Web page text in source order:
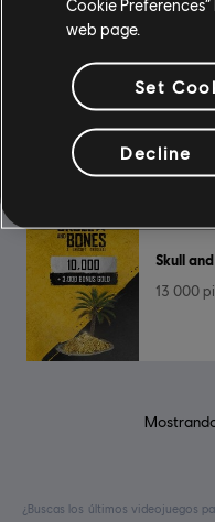
Skull
Skull
13 000
¿Buscas los últimos videojuegos
web page.
Set
Decline